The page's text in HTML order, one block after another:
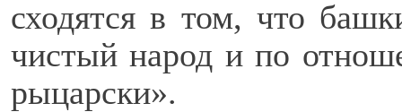
сходятся в том, что
чистый народ и по
рыцарски».